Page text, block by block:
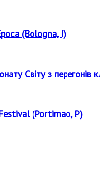
(Bologna, I)
Світу з
(Portimao, P)